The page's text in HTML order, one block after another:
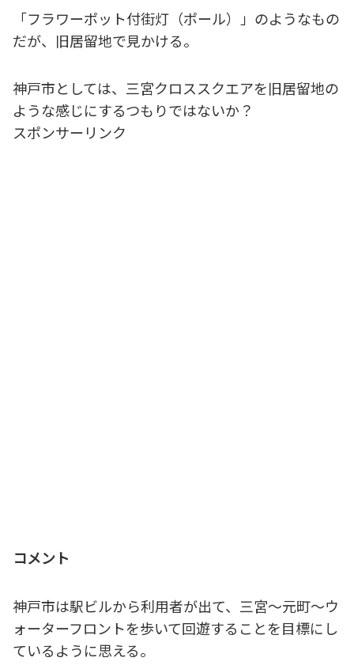
「フラワーポット付街灯（ポール）」のようなもの
だが、旧居留地で見かける。
神戸市としては、三宮クロススクエアを旧居留地の
ような感じにするつもりではないか？
スポンサーリンク
コメント
神戸市は駅ビルから利用者が出て、三宮～元町～ウ
ォーターフロントを歩いて回遊することを目標にし
ているように思える。